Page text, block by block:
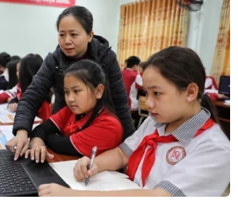
dứt cơ sở giết mổ
điều kiện trước